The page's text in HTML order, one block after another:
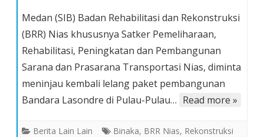
Menyimpang
BRR
Nias
Diminta
Tinjau
Proses
Bandara
Medan (SIB) Badan Rehabilitasi dan Rekonstruksi
(BRR) Nias khususnya Satker Pemeliharaan,
Rehabilitasi, Peningkatan dan Pembangunan
Sarana dan Prasarana Transportasi Nias, diminta
meninjau kembali lelang paket pembangunan
Bandara Lasondre di Pulau-Pulau… Read more »
Berita Lain Lain Binaka, BRR Nias, Rekonstruksi